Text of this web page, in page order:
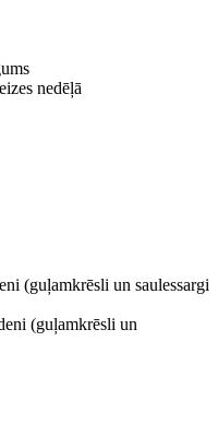
nedēļā
(guļamkrēsli un saulessargi
(guļamkrēsli un